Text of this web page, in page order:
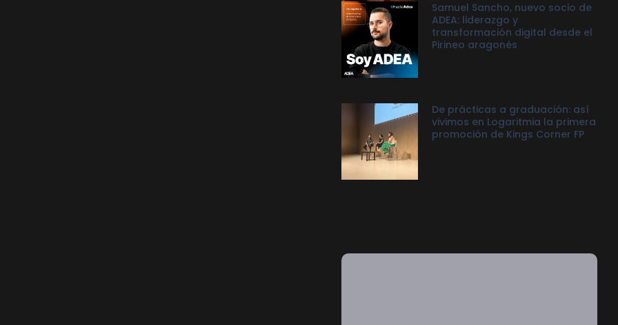
Samuel Sancho, nuevo socio de
ADEA: liderazgo y
transformación digital desde el
Pirineo aragonés
De prácticas a graduación: así
vivimos en Logaritmia la primera
promoción de Kings Corner FP